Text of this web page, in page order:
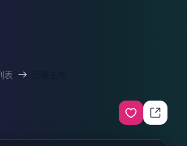
表